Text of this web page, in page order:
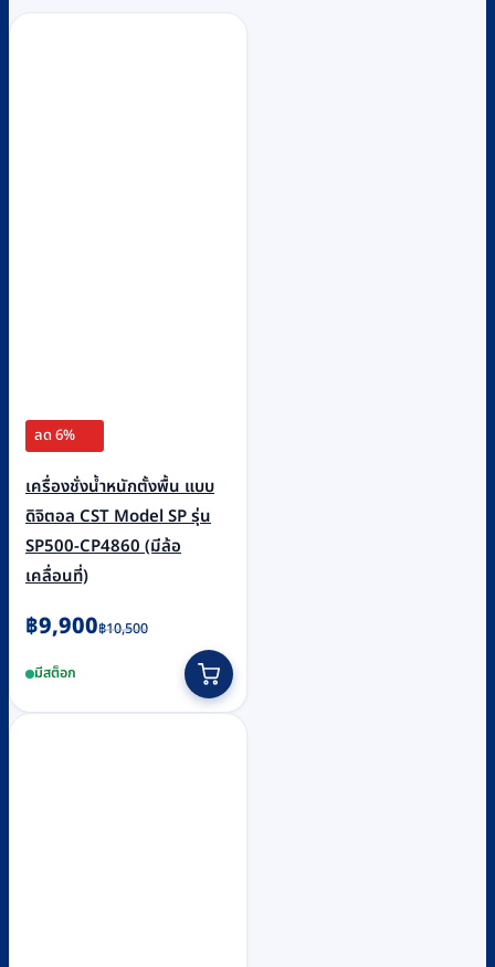
ลด 6%
เครื่องชั่งน้ำหนักตั้งพื้น แบบ
ดิจิตอล CST Model SP รุ่น
SP500-CP4860 (มีล้อ
เคลื่อนที่)
฿10,500
Original
was:
฿10,500.
฿9,900
Current
is:
฿9,900.
มีสต็อก